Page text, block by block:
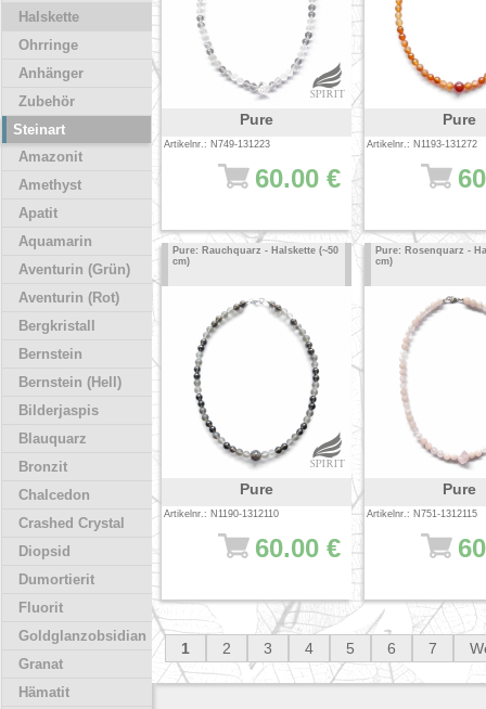
Pure
Artikelnr.: N749-131223
60.00 €
Pure
Artikelnr.: N1193-131272
Pure: Rauchquarz - Halskette (~50
cm)
Pure
Artikelnr.: N1190-1312110
60.00 €
Pure: Rosenquarz -
cm)
Pure
Artikelnr.: N751-1312115
1 2 3 4 5 6 7
Halskette
Ohrringe
Anhänger
Zubehör
Steinart
Amazonit
Amethyst
Apatit
Aquamarin
Aventurin (Grün)
Aventurin (Rot)
Bergkristall
Bernstein
Bernstein (Hell)
Bilderjaspis
Blauquarz
Bronzit
Chalcedon
Crashed Crystal
Diopsid
Dumortierit
Fluorit
Goldglanzobsidian
Granat
Hämatit